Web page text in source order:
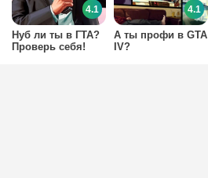
Нуб ли ты в ГТА?
Проверь себя!
4.1
А ты профи в GTA
IV?
4.1